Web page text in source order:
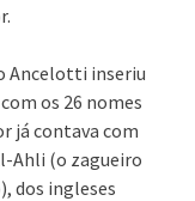
Ancelotti inseriu
os 26 nomes
já contava com
Ahli (o zagueiro
dos ingleses